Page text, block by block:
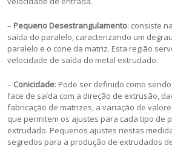
– Pequeno Desestrangulamento: consiste
saída do paralelo, caracterizando um
paralelo e o cone da matriz. Esta região
velocidade de saída do metal extrudado.
– Conicidade: Pode ser definido como
face de saída com a direção de extrusão,
fabricação de matrizes, a variação de
que permitem os ajustes para cada tipo de
extrudado. Pequenos ajustes nestas
segredos para a produção de extrudados